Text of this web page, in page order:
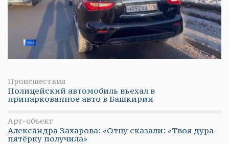
Происшествия
Полицейский автомобиль въехал в
припаркованное авто в Башкирии
Арт-объект
Александра Захарова: «Отцу сказали: «Твоя дура
пятёрку получила»